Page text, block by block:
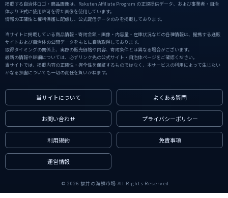
掲載する自治体ロゴ・商品画像は、Rakuten Affiliate Program の正規提供データ、および事業者・自治
体より正式に使用許可を得た画像を使用しています。
情報の正確性と権利保護に配慮し、公式配信データのみを掲載しております。
当サイトに掲載している商品情報・寄附金額・画像・内容量・在庫状況などの各種情報は、提携する通販
サイトおよび自治体の公開データをもとに自動取得しております。
取得タイミングの関係上、実際の販売価格や内容、寄附条件とは異なる場合がございます。
最新の情報や詳細については、必ずリンク先の公式サイト・自治体ページをご確認ください。
当サイトでは、掲載内容の正確性・完全性を保証するものではなく、本サービスの利用によって生じたい
かなる損害についても一切の責任を負いかねます。
当サイトについて よくある質問
お問い合わせ プライバシーポリシー
利用規約 免責事項
運営情報
© 2026 福井の海鮮市場 All Rights Reserved.